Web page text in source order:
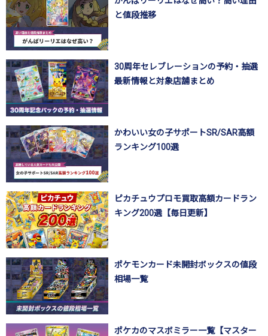
と値段推移
30周年セレブレーションの予約・抽選
最新情報と対象店舗まとめ
かわいい女の子サポートSR/SAR高額
ランキング100選
ピカチュウプロモ買取高額カードラン
キング200選【毎日更新】
ポケモンカード未開封ボックスの値段
相場一覧
ポケカのマスボミラー一覧【マスター